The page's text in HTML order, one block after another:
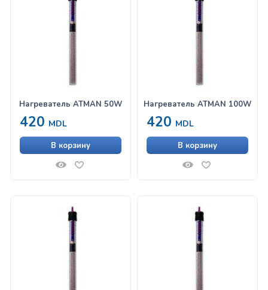
Нагреватель ATMAN 50W
420 MDL
В корзину
Нагреватель ATMAN 100W
420 MDL
В корзину